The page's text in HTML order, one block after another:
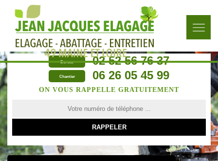
Bureau 02 52 56 76 37
Chantier 06 26 05 45 99
ON VOUS RAPPELLE GRATUITEMENT